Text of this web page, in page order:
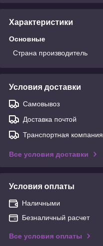
Характеристики
Основные
Страна производитель
Условия доставки
Самовывоз
Доставка почтой
Транспортная компания
Все условия доставки
Условия оплаты
Наличными
Безналичный расчет
Все условия оплаты